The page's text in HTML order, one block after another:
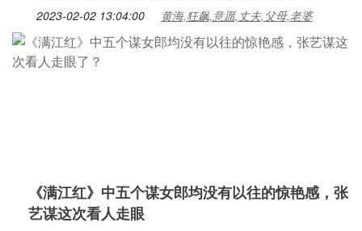
2023-02-02 13:04:00 黄海,狂飙,意愿,丈夫,父母,老婆
《满江红》中五个谋女郎均没有以往的惊艳感，张
艺谋这次看人走眼